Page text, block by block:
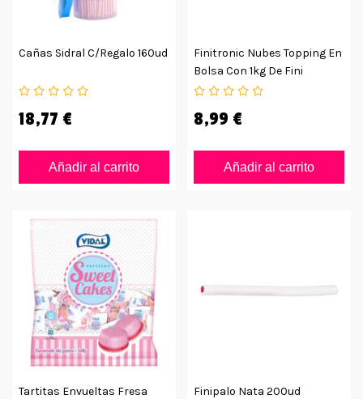
Cañas Sidral C/regalo 160ud
18,77 €
Añadir al carrito
Finitronic Nubes Topping En
Bolsa Con 1kg De Fini
8,99 €
Añadir al carrito
Tartitas Envueltas Fresa
Finipalo Nata 200ud